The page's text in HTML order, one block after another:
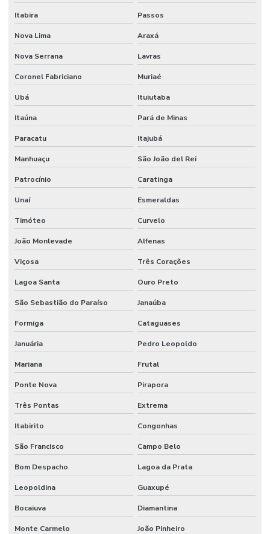
Itabira Passos
Nova Lima Araxá
Nova Serrana Lavras
Coronel Fabriciano Muriaé
Ubá Ituiutaba
Itaúna Pará de Minas
Paracatu Itajubá
Manhuaçu São João del Rei
Patrocínio Caratinga
Unaí Esmeraldas
Timóteo Curvelo
João Monlevade Alfenas
Viçosa Três Corações
Lagoa Santa Ouro Preto
São Sebastião do Paraíso Janaúba
Formiga Cataguases
Januária Pedro Leopoldo
Mariana Frutal
Ponte Nova Pirapora
Três Pontas Extrema
Itabirito Congonhas
São Francisco Campo Belo
Bom Despacho Lagoa da Prata
Leopoldina Guaxupé
Bocaiuva Diamantina
Monte Carmelo João Pinheiro